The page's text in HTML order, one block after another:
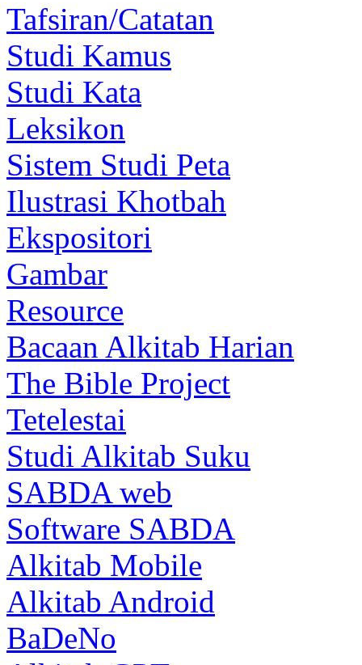
Tafsiran/Catatan
Studi Kamus
Studi Kata
Leksikon
Sistem Studi Peta
Ilustrasi Khotbah
Ekspositori
Gambar
Resource
Bacaan Alkitab Harian
The Bible Project
Tetelestai
Studi Alkitab Suku
SABDA web
Software SABDA
Alkitab Mobile
Alkitab Android
BaDeNo